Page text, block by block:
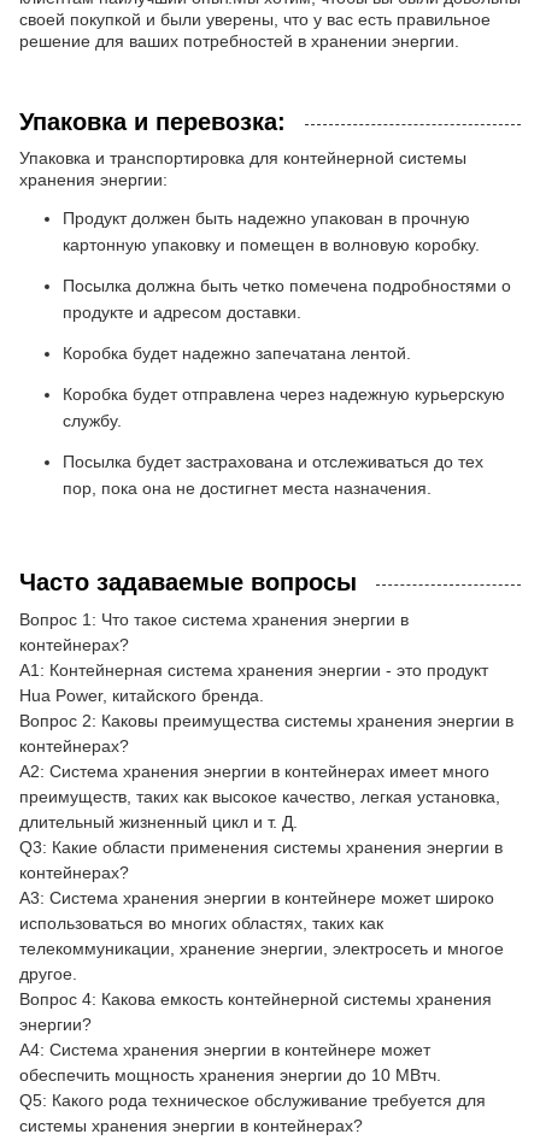
своей покупкой и были уверены, что у вас есть правильное
решение для ваших потребностей в хранении энергии.
Упаковка и перевозка:
Упаковка и транспортировка для контейнерной системы
хранения энергии:
Продукт должен быть надежно упакован в прочную
картонную упаковку и помещен в волновую коробку.
Посылка должна быть четко помечена подробностями о
продукте и адресом доставки.
Коробка будет надежно запечатана лентой.
Коробка будет отправлена через надежную курьерскую
службу.
Посылка будет застрахована и отслеживаться до тех
пор, пока она не достигнет места назначения.
Часто задаваемые вопросы
Вопрос 1: Что такое система хранения энергии в
контейнерах?
A1: Контейнерная система хранения энергии - это продукт
Hua Power, китайского бренда.
Вопрос 2: Каковы преимущества системы хранения энергии в
контейнерах?
A2: Система хранения энергии в контейнерах имеет много
преимуществ, таких как высокое качество, легкая установка,
длительный жизненный цикл и т. Д.
Q3: Какие области применения системы хранения энергии в
контейнерах?
A3: Система хранения энергии в контейнере может широко
использоваться во многих областях, таких как
телекоммуникации, хранение энергии, электросеть и многое
другое.
Вопрос 4: Какова емкость контейнерной системы хранения
энергии?
A4: Система хранения энергии в контейнере может
обеспечить мощность хранения энергии до 10 МВтч.
Q5: Какого рода техническое обслуживание требуется для
системы хранения энергии в контейнерах?